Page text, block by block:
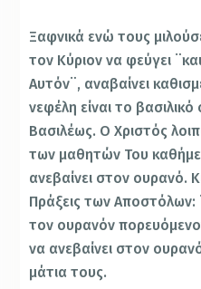
Ξαφνικά ενώ τους
τον Κύριον να φεύγει
Αυτόν¨, αναβαίνει
νεφέλη είναι το
Βασιλέως. Ο Χριστός
των μαθητών Του
ανεβαίνει στον ουρανό.
Πράξεις των Αποστόλων:
τον ουρανόν
να ανεβαίνει στον
μάτια τους.